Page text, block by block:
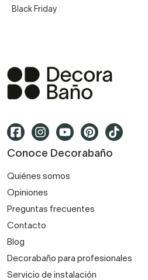
Black Friday
Conoce Decorabaño
Quiénes somos
Opiniones
Preguntas frecuentes
Contacto
Blog
Decorabaño para profesionales
Servicio de instalación